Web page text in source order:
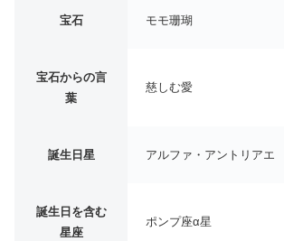
宝石 モモ珊瑚
宝石からの言
葉
慈しむ愛
誕生日星 アルファ・アントリアエ
誕生日を含む
星座
ポンプ座α星